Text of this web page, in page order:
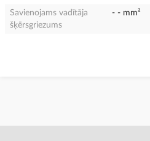
Savienojams vadītāja
šķērsgriezums
- - mm²